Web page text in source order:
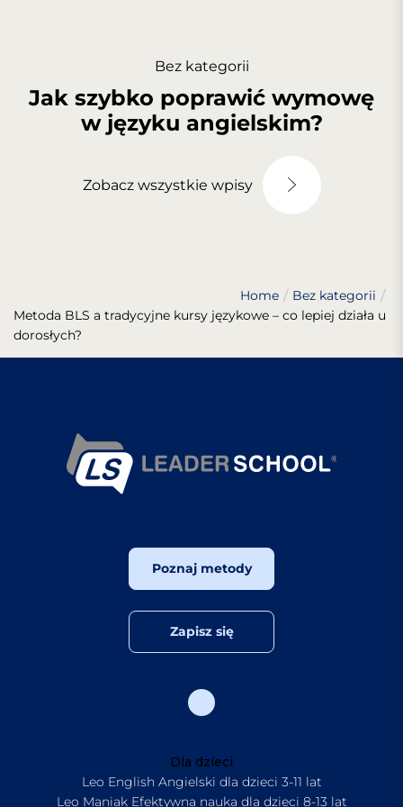
Bez kategorii
Jak szybko poprawić wymowę
w języku angielskim?
Zobacz wszystkie wpisy
Home
Bez kategorii
Metoda BLS a tradycyjne kursy językowe – co lepiej działa u
dorosłych?
Poznaj metody
Zapisz się
Dla dzieci
Leo English Angielski dla dzieci 3-11 lat
Leo Maniak Efektywna nauka dla dzieci 8-13 lat